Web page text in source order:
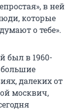
в ней
которые
о тебе».
был в 1960-
далеких от
москвич,